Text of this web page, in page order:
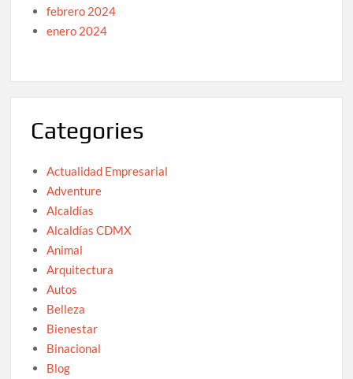
febrero 2024
enero 2024
Categories
Actualidad Empresarial
Adventure
Alcaldías
Alcaldías CDMX
Animal
Arquitectura
Autos
Belleza
Bienestar
Binacional
Blog